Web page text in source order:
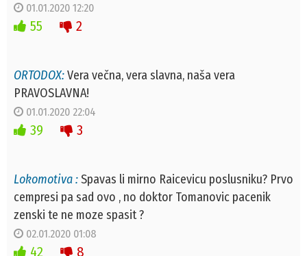
01.01.2020 12:20
55 2
ORTODOX:Vera večna, vera slavna, naša vera
PRAVOSLAVNA!
01.01.2020 22:04
39 3
Lokomotiva :Spavas li mirno Raicevicu poslusniku? Prvo
cempresi pa sad ovo , no doktor Tomanovic pacenik
zenski te ne moze spasit ?
02.01.2020 01:08
42 8